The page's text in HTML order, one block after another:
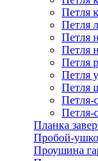
Петля
Петля
Петля
Петля
Петля
Петля
Петля
Петля-
Петля-
Планка
Пробой-ушко
Проушина